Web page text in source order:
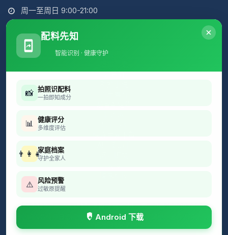
周一至周日 9:00-21:00
简说古诗
好导航
© 2023 PhoenixFM. 保留所有权利。京ICP备16009769号
今日访问人数: | 今日访问量: | 昨日访问人数: | 昨日访问量: | 当月访问量: | 总访
配料先知
智能识别 · 健康守护
📸 拍照识配料
一拍即知成分
📊 健康评分
多维度评估
👨‍👩‍👧家庭档案
守护全家人
⚠️ 风险预警
过敏原提醒
Android 下载